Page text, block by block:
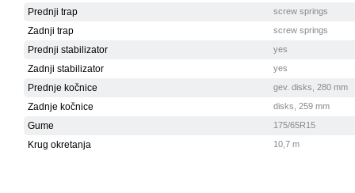
Prednji trap screw springs
Zadnji trap screw springs
Prednji stabilizator yes
Zadnji stabilizator yes
Prednje kočnice gev. disks, 280 mm
Zadnje kočnice disks, 259 mm
Gume 175/65R15
Krug okretanja 10,7 m